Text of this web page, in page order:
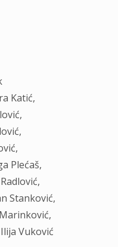
Katić,
Plećaš,
Stanković,
Vuković